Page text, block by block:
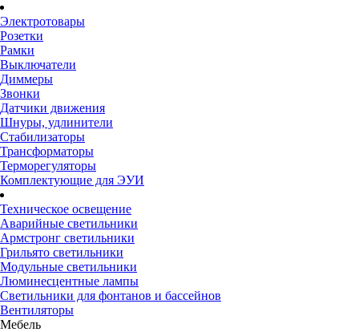
Электротовары
Розетки
Рамки
Выключатели
Диммеры
Звонки
Датчики движения
Шнуры, удлинители
Стабилизаторы
Трансформаторы
Терморегуляторы
Комплектующие для ЭУИ
Техническое освещение
Аварийные светильники
Армстронг светильники
Грильято светильники
Модульные светильники
Люминесцентные лампы
Светильники для фонтанов и бассейнов
Вентиляторы
Мебель